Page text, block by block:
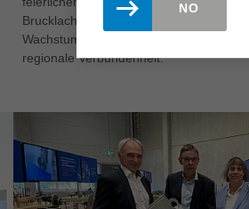
Brucklacher Group einmal mehr ihre
Wachstumsstrategie und ihre über
regionale Verbundenheit.
NO